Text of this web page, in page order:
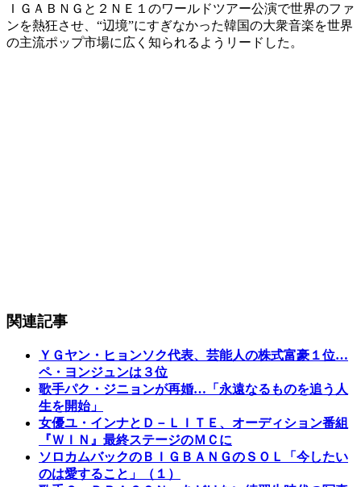
ＩＧＡＢＮＧと２ＮＥ１のワールドツアー公演で世界のファ
ンを熱狂させ、“辺境”にすぎなかった韓国の大衆音楽を世界
の主流ポップ市場に広く知られるようリードした。
関連記事
ＹＧヤン・ヒョンソク代表、芸能人の株式富豪１位…
ペ・ヨンジュンは３位
歌手パク・ジニョンが再婚…「永遠なるものを追う人
生を開始」
女優ユ・インナとＤ－ＬＩＴＥ、オーディション番組
『ＷＩＮ』最終ステージのＭＣに
ソロカムバックのＢＩＧＢＡＮＧのＳＯＬ「今したい
のは愛すること」（１）